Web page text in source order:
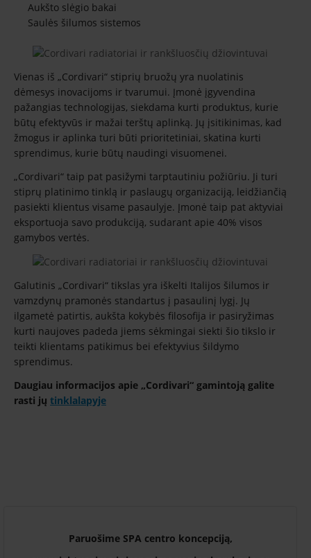
Aukšto slėgio bakai
Saulės šilumos sistemos
Vienas iš „Cordivari“ stiprių bruožų yra nuolatinis
dėmesys inovacijoms ir tvarumui. Įmonė įgyvendina
pažangias technologijas, siekdama kurti produktus, kurie
būtų efektyvūs ir mažai terštų aplinką. Jų įsitikinimas, kad
žmogus ir aplinka turi būti prioritetiniai, skatina kurti
sprendimus, kurie būtų naudingi visuomenei.
„Cordivari“ taip pat pasižymi tarptautiniu požiūriu. Ji turi
stiprų platinimo tinklą ir paslaugų organizaciją, leidžiančią
pasiekti klientus visame pasaulyje. Įmonė taip pat aktyviai
eksportuoja savo produkciją, sudarant apie 40% visos
gamybos vertės.
Galutinis „Cordivari“ tikslas yra iškelti Italijos šilumos ir
vamzdynų pramonės standartus į pasaulinį lygį. Jų
ilgametė patirtis, aukšta kokybės filosofija ir pasiryžimas
kurti naujoves padeda jiems sėkmingai siekti šio tikslo ir
teikti klientams patikimus bei efektyvius šildymo
sprendimus.
Daugiau informacijos apie „Cordivari“ gamintoją galite
rasti jų tinklalapyje
Paruošime SPA centro koncepciją,